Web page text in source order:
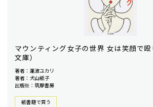
マウンティング女子の世界 女は笑顔で
文庫）
著者：瀧波ユカリ
著者：犬山紙子
出版社：筑摩書房
紙書籍で買う